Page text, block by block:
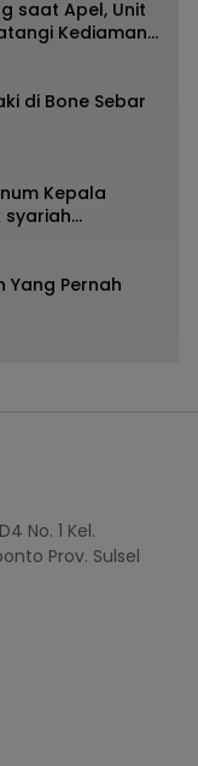
saat Apel, Unit
Kediaman
di Bone Sebar
Kepala
syariah
di Banjarmasin
Giro Tidak
Tanggal 11
Yang Pernah
No. 1 Kel.
Prov. Sulsel